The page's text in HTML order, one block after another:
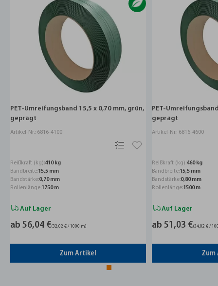
PET-Umreifungsband 15,5 x 0,70 mm, grün,
geprägt
Artikel-Nr.: 6816-4100
Reißkraft (kg):410 kg
Bandbreite:15,5 mm
Bandstärke:0,70 mm
Rollenlänge:1750 m
Auf Lager
ab 56,04 €(32,02 € / 1000 m)
Zum Artikel
PET-
geprägt
Artikel-Nr.: 6816-4600
Reißkraft (kg):460 kg
Bandbreite:15,5 mm
Bandstärke:0,80 mm
Rollenlänge:1500 m
Auf Lager
ab 51,03 €(34,02 € /
Zum